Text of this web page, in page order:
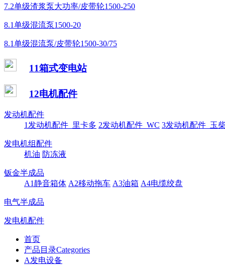
7.2单级渣浆泵大功率/皮带轮1500-250
8.1单级混流泵1500-20
8.1单级混流泵/皮带轮1500-30/75
11箱式变电站
12电机配件
发动机配件
1发动机配件_里卡多 2发动机配件_WC 3发动机配件_玉
发电机组配件
机油 防冻液
钣金半成品
A1静音箱体 A2移动拖车 A3油箱 A4电缆绞盘
电气半成品
发电机配件
首页
产品目录Categories
A发电设备